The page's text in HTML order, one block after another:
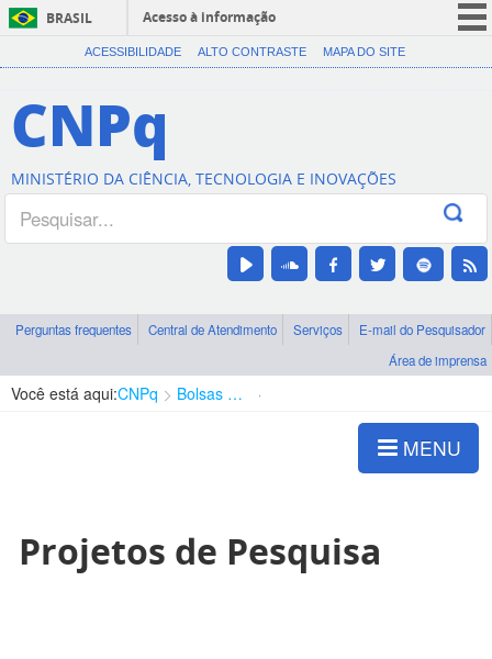
BRASIL
Acesso à informação
CORONAVÍRUS (COVID-19)
Canais
ACESSIBILIDADE ALTO CONTRASTE MAPA DO SITE
CNPq
MINISTÉRIO DA CIÊNCIA, TECNOLOGIA E INOVAÇÕES
Perguntas frequentes Central de Atendimento Serviços
E-mail do Pesquisador
Área de imprensa
Você está aqui:CNPq Bolsas e Auxílios Vigentes
MENU
Projetos de Pesquisa